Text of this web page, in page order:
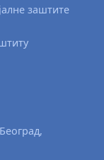
заштите